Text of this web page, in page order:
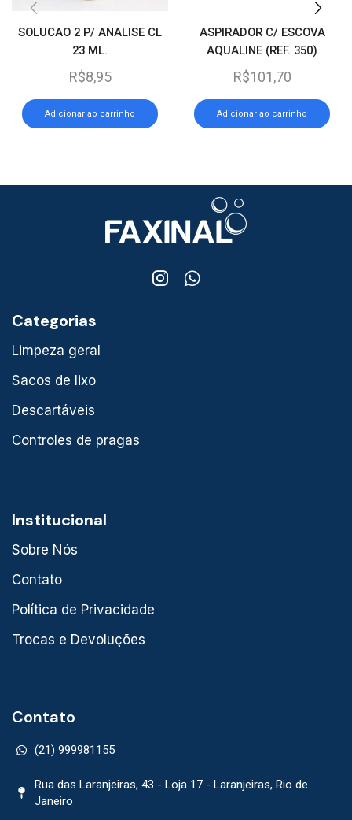
SOLUCAO 2 P/ ANALISE CL
23 ML.
R$8,95
Adicionar ao carrinho
ASPIRADOR C/ ESCOVA
AQUALINE (REF. 350)
R$101,70
Adicionar ao carrinho
Categorias
Limpeza geral
Sacos de lixo
Descartáveis
Controles de pragas
Institucional
Sobre Nós
Contato
Política de Privacidade
Trocas e Devoluções
Contato
(21) 999981155
Rua das Laranjeiras, 43 - Loja 17 - Laranjeiras, Rio de
Janeiro